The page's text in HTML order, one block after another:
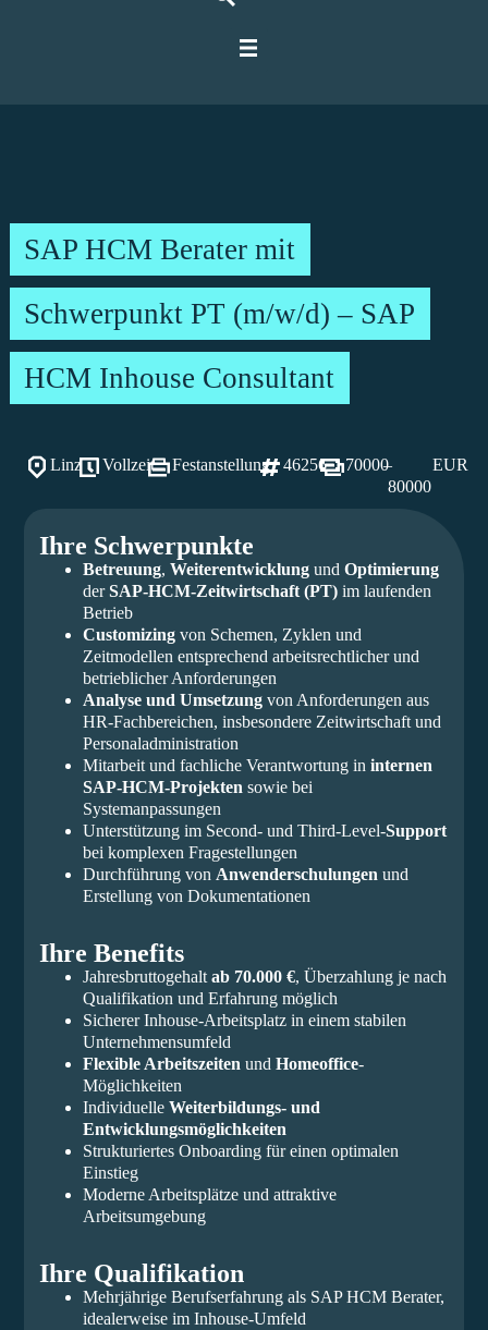
SAP HCM Berater mit
Schwerpunkt PT (m/w/d) – SAP
HCM Inhouse Consultant
Linz Vollzeit Festanstellung 46256 70000–
80000
EUR
Ihre Schwerpunkte
Betreuung, Weiterentwicklung und Optimierung
derSAP-HCM-Zeitwirtschaft (PT)im laufenden
Betrieb
Customizing von Schemen, Zyklen und
Zeitmodellen entsprechend arbeitsrechtlicher und
betrieblicher Anforderungen
Analyse und Umsetzung von Anforderungen aus
HR-Fachbereichen, insbesondere Zeitwirtschaft und
Personaladministration
Mitarbeit und fachliche Verantwortung in internen
SAP-HCM-Projekten sowie bei
Systemanpassungen
Unterstützung im Second- und Third-Level-Support
bei komplexen Fragestellungen
Durchführung von Anwenderschulungen und
Erstellung von Dokumentationen
Ihre Benefits
Jahresbruttogehalt ab 70.000 €, Überzahlung je nach
Qualifikation und Erfahrung möglich
Sicherer Inhouse-Arbeitsplatz in einem stabilen
Unternehmensumfeld
Flexible Arbeitszeiten und Homeoffice-
Möglichkeiten
Individuelle Weiterbildungs- und
Entwicklungsmöglichkeiten
Strukturiertes Onboarding für einen optimalen
Einstieg
Moderne Arbeitsplätze und attraktive
Arbeitsumgebung
Ihre Qualifikation
Mehrjährige Berufserfahrung als SAP HCM Berater,
idealerweise im Inhouse-Umfeld